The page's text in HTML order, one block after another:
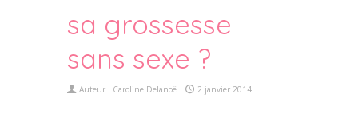
sa grossesse
sans sexe ?
Auteur : Caroline Delanoë 2 janvier 2014